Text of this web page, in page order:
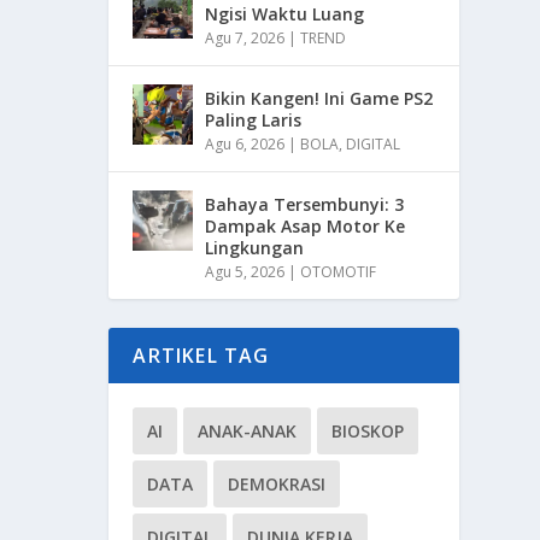
Ngisi Waktu Luang
Agu 7, 2026 |TREND
Bikin Kangen! Ini Game PS2
Paling Laris
Agu 6, 2026 | BOLA, DIGITAL
Bahaya Tersembunyi: 3
Dampak Asap Motor Ke
Lingkungan
Agu 5, 2026 | OTOMOTIF
ARTIKEL TAG
AI ANAK-ANAK BIOSKOP
DATA DEMOKRASI